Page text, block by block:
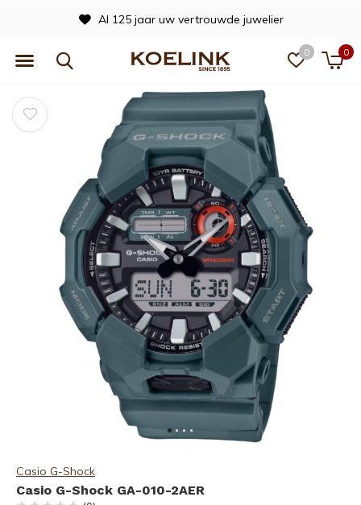
0 0
Al 125 jaar uw vertrouwde juwelier
Casio G-Shock
Casio G-Shock GA-010-2AER